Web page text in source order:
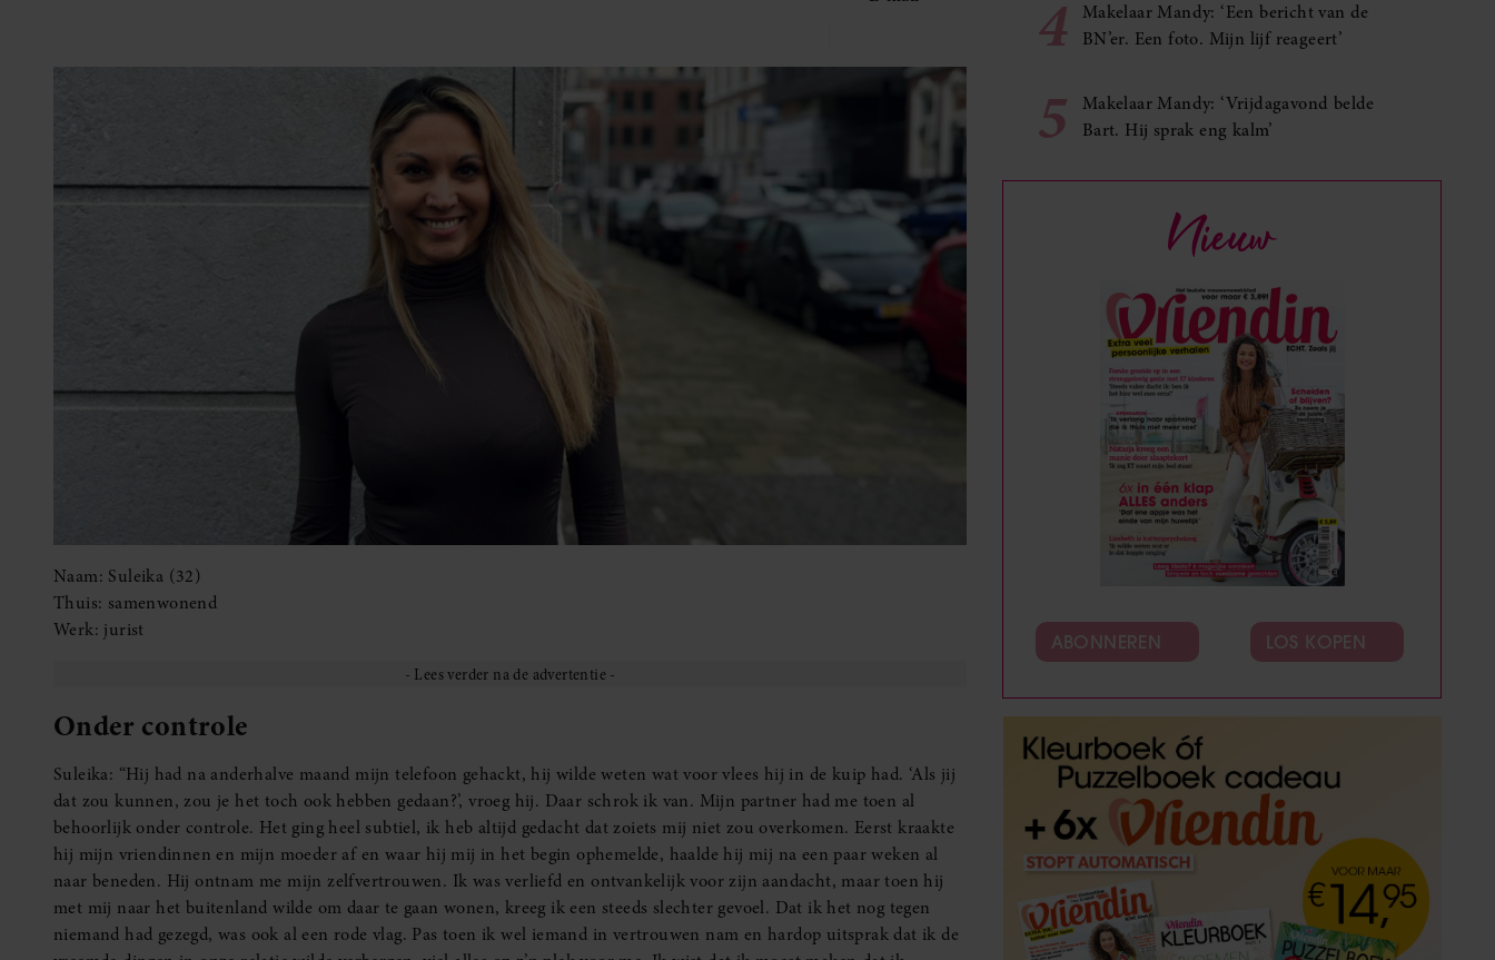
Naam: Suleika (32)
Thuis: samenwonend
Werk: jurist
Onder controle
Suleika: “Hij had na anderhalve maand mijn telefoon gehackt, hij wilde weten wat voor vlees hij in de kuip had. ‘Als jij
dat zou kunnen, zou je het toch ook hebben gedaan?’, vroeg hij. Daar schrok ik van. Mijn partner had me toen al
behoorlijk onder controle. Het ging heel subtiel, ik heb altijd gedacht dat zoiets mij niet zou overkomen. Eerst kraakte
hij mijn vriendinnen en mijn moeder af en waar hij mij in het begin ophemelde, haalde hij mij na een paar weken al
naar beneden. Hij ontnam me mijn zelfvertrouwen. Ik was verliefd en ontvankelijk voor zijn aandacht, maar toen hij
met mij naar het buitenland wilde om daar te gaan wonen, kreeg ik een steeds slechter gevoel. Dat ik het nog tegen
niemand had gezegd, was ook al een rode vlag. Pas toen ik wel iemand in vertrouwen nam en hardop uitsprak dat ik de
4
Makelaar Mandy: ‘Een bericht van de
BN’er. Een foto. Mijn lijf reageert’
5
Makelaar Mandy: ‘Vrijdagavond belde
Bart. Hij sprak eng kalm’
Nieuw
ABONNEREN LOS KOPEN